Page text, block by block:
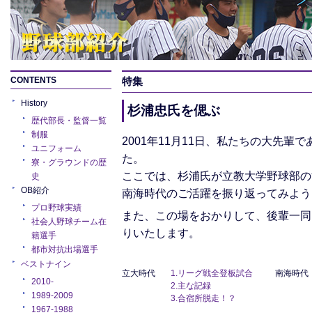
CONTENTS
History
歴代部長・監督一覧
制服
ユニフォーム
寮・グラウンドの歴
史
OB紹介
プロ野球実績
社会人野球チーム在
籍選手
都市対抗出場選手
ベストナイン
2010-
1989-2009
1967-1988
特集
杉浦忠氏を偲ぶ
2001年11月11日、私たちの大先輩で
た。
ここでは、杉浦氏が立教大学野球部
南海時代のご活躍を振り返ってみよ
また、この場をおかりして、後輩一
りいたします。
立大時代 1.リーグ戦全登板試合
南海時代
2.主な記録
3.合宿所脱走！？